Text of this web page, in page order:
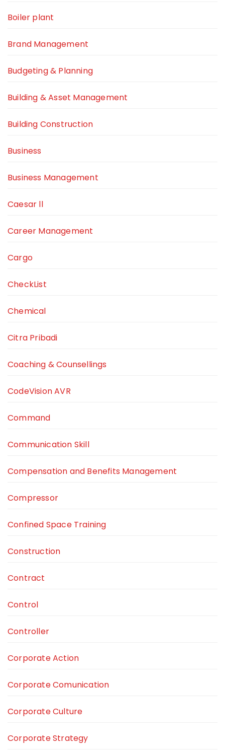
Boiler plant
Brand Management
Budgeting & Planning
Building & Asset Management
Building Construction
Business
Business Management
Caesar ll
Career Management
Cargo
CheckList
Chemical
Citra Pribadi
Coaching & Counsellings
CodeVision AVR
Command
Communication Skill
Compensation and Benefits Management
Compressor
Confined Space Training
Construction
Contract
Control
Controller
Corporate Action
Corporate Comunication
Corporate Culture
Corporate Strategy